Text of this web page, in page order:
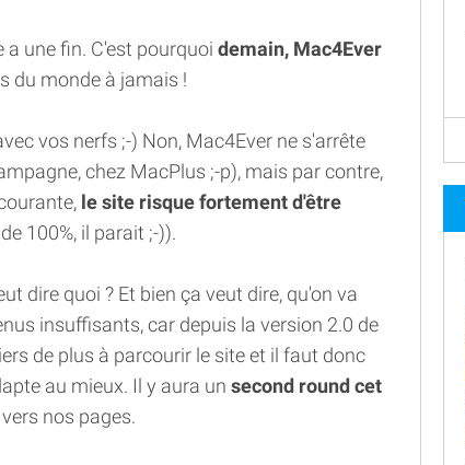
une fin. C'est pourquoi demain, Mac4Ever
du monde à jamais !
vos nerfs ;-) Non, Mac4Ever ne s'arrête
chez MacPlus ;-p), mais par contre,
le site risque fortement d'être
100%, il parait ;-)).
dire quoi ? Et bien ça veut dire, qu'on va
insuffisants, car depuis la version 2.0 de
de plus à parcourir le site et il faut donc
au mieux. Il y aura un second round cet
nos pages.